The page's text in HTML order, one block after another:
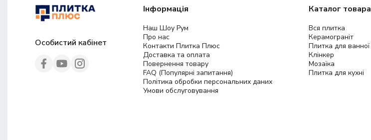
Особистий кабінет
Інформація
Наш Шоу Рум
Про нас
Контакти Плитка Плюс
Доставка та оплата
Повернення товару
FAQ (Популярні запитання)
Політика обробки персональних даних
Умови обслуговування
Каталог товара
Вся плитка
Керамограніт
Плитка для ванної
Клінкер
Мозаїка
Плитка для кухні